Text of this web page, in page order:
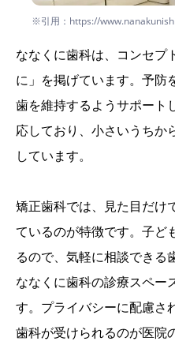
※引用：https://
ななくに歯科は、コンセプ
に」を掲げています。予防
歯を維持するようサポート
応しており、小さいうちか
しています。
矯正歯科では、見た目だけ
ているのが特徴です。子ど
るので、気軽に相談できる
ななくに歯科の診療スペー
す。プライバシーに配慮さ
歯科が受けられるのが医院